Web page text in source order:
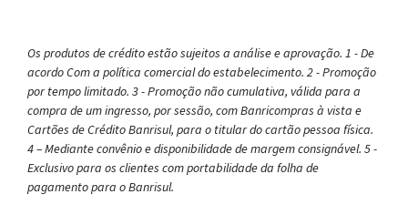
Os produtos de crédito estão sujeitos a análise e aprovação. 1 - De
acordo Com a política comercial do estabelecimento. 2 - Promoção
por tempo limitado. 3 - Promoção não cumulativa, válida para a
compra de um ingresso, por sessão, com Banricompras à vista e
Cartões de Crédito Banrisul, para o titular do cartão pessoa física.
4 – Mediante convênio e disponibilidade de margem consignável. 5 -
Exclusivo para os clientes com portabilidade da folha de
pagamento para o Banrisul.